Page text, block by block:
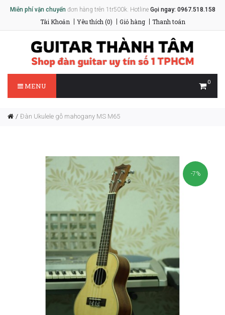
Miễn phí vận chuyểnđơn hàng trên 1tr500k. Hotline Gọi ngay: 0967.518.158
Tài Khoản Yêu thích (0) Giỏ hàng Thanh toán
0
MENU
Đàn Ukulele gỗ mahogany MS M65
-7%